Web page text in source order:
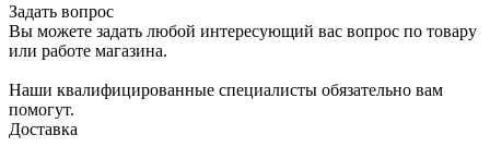
Задать вопрос
Вы можете задать любой интересующий вас вопрос по товару
или работе магазина.
Наши квалифицированные специалисты обязательно вам
помогут.
Доставка